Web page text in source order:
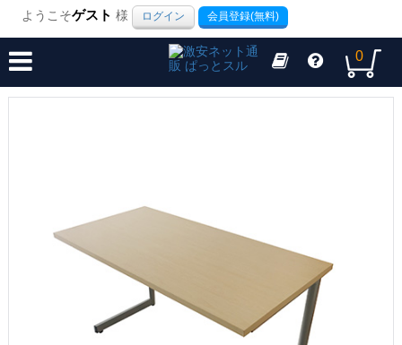
ようこそゲスト 様 ログイン 会員登録(無料)
0